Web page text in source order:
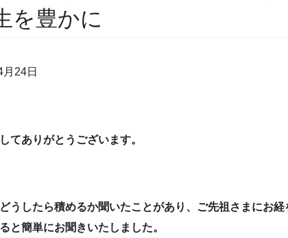
を豊かに
24日
てありがとうございます。
うしたら積めるか聞いたことがあり、 ご先祖さまにお経
と簡単にお聞きいたしました。